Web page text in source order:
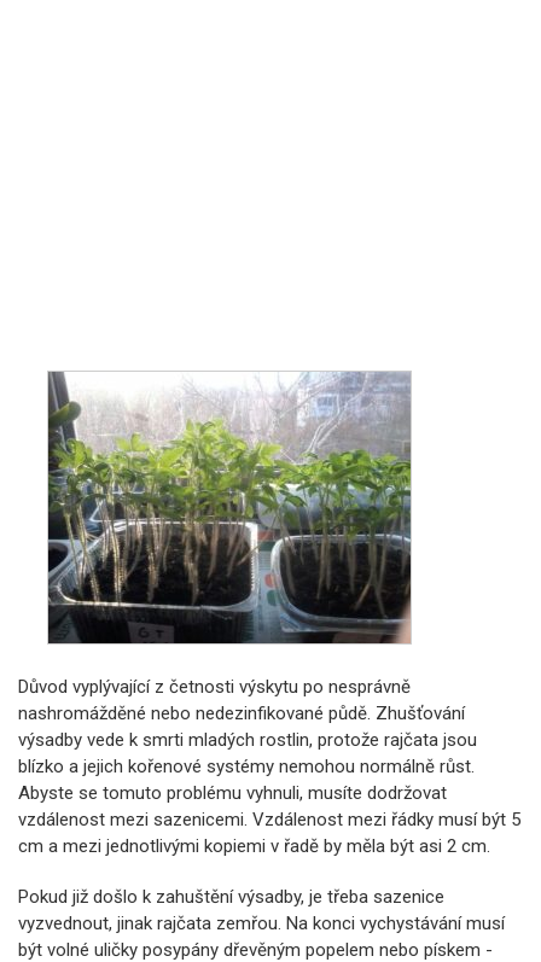
Důvod vyplývající z četnosti výskytu po nesprávně
nashromážděné nebo nedezinfikované půdě. Zhušťování
výsadby vede k smrti mladých rostlin, protože rajčata jsou
blízko a jejich kořenové systémy nemohou normálně růst.
Abyste se tomuto problému vyhnuli, musíte dodržovat
vzdálenost mezi sazenicemi. Vzdálenost mezi řádky musí být 5
cm a mezi jednotlivými kopiemi v řadě by měla být asi 2 cm.
Pokud již došlo k zahuštění výsadby, je třeba sazenice
vyzvednout, jinak rajčata zemřou. Na konci vychystávání musí
být volné uličky posypány dřevěným popelem nebo pískem -